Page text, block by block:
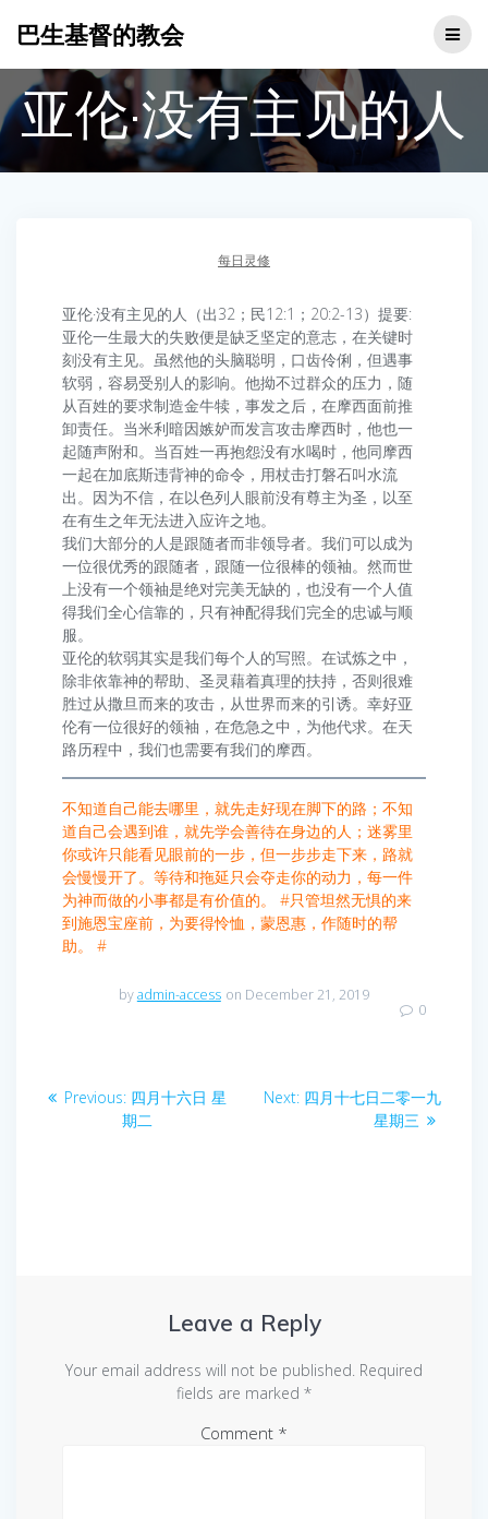
巴生基督的教会
亚伦·没有主见的人
每日灵修
亚伦·没有主见的人（出32；民12:1；20:2-13）提要:
亚伦一生最大的失败便是缺乏坚定的意志，在关键时
刻没有主见。虽然他的头脑聪明，口齿伶俐，但遇事
软弱，容易受别人的影响。他拗不过群众的压力，随
从百姓的要求制造金牛犊，事发之后，在摩西面前推
卸责任。当米利暗因嫉妒而发言攻击摩西时，他也一
起随声附和。当百姓一再抱怨没有水喝时，他同摩西
一起在加底斯违背神的命令，用杖击打磐石叫水流
出。因为不信，在以色列人眼前没有尊主为圣，以至
在有生之年无法进入应许之地。
我们大部分的人是跟随者而非领导者。我们可以成为
一位很优秀的跟随者，跟随一位很棒的领袖。然而世
上没有一个领袖是绝对完美无缺的，也没有一个人值
得我们全心信靠的，只有神配得我们完全的忠诚与顺
服。
亚伦的软弱其实是我们每个人的写照。在试炼之中，
除非依靠神的帮助、圣灵藉着真理的扶持，否则很难
胜过从撒旦而来的攻击，从世界而来的引诱。幸好亚
伦有一位很好的领袖，在危急之中，为他代求。在天
路历程中，我们也需要有我们的摩西。
不知道自己能去哪里，就先走好现在脚下的路；不知
道自己会遇到谁，就先学会善待在身边的人；迷雾里
你或许只能看见眼前的一步，但一步步走下来，路就
会慢慢开了。等待和拖延只会夺走你的动力，每一件
为神而做的小事都是有价值的。 #只管坦然无惧的来
到施恩宝座前，为要得怜恤，蒙恩惠，作随时的帮
助。 #
byadmin-access on December 21, 2019
0
Post
navigation
Previous: Previous
post:
四月十六日 星
期二
Next: Next
四月十七日二零一九
星期三
Leave a Reply
Your email address will not be published. Required
fields are marked *
Comment *